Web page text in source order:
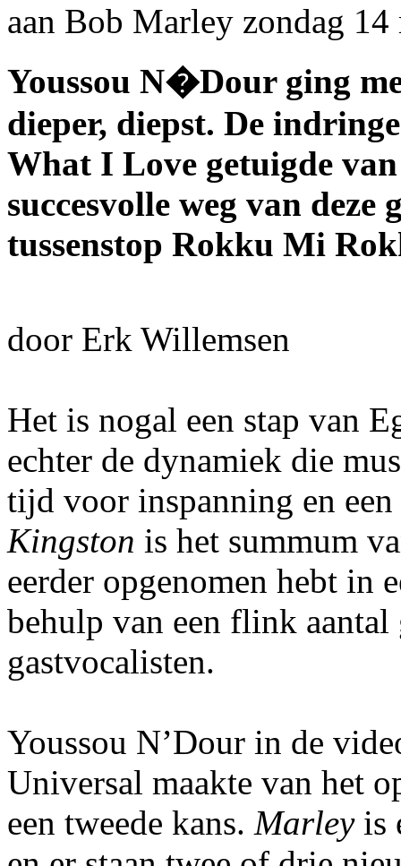
aan Bob Marley zondag 14
Youssou N�Dour ging
dieper, diepst. De
What I Love getuigde
succesvolle weg van
tussenstop Rokku Mi
door Erk Willemsen
Het is nogal een stap van
echter de dynamiek die
tijd voor inspanning en
Kingston is het summum
eerder opgenomen hebt in
behulp van een flink aantal
gastvocalisten.
Youssou N’Dour in de
Universal maakte van het
een tweede kans. Marleyis